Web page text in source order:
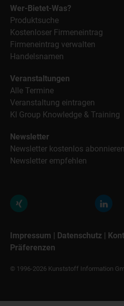
Wer-Bietet-Was?
Produktsuche
Kostenloser Firmeneintrag
Firmeneintrag verwalten
Handelsnamen
Veranstaltungen
Alle Termine
Veranstaltung eintragen
KI Group Knowledge & Training
Newsletter
Newsletter kostenlos abonnieren
Newsletter empfehlen
Impressum | Datenschutz |
Präferenzen
© 1996-2026 Kunststoff Information